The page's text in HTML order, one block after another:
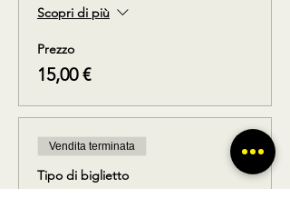
Scopri di più
Prezzo
15,00 €
Vendita terminata
Tipo di biglietto